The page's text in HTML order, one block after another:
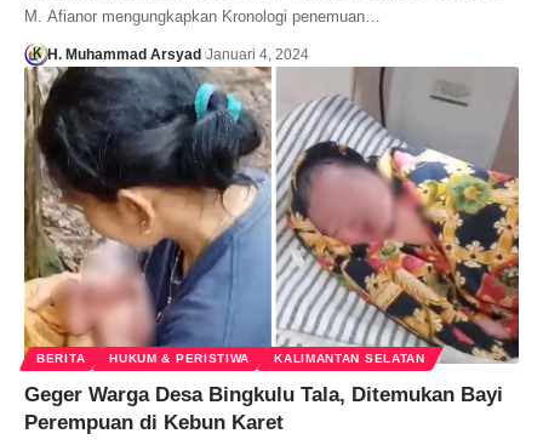
M. Afianor mengungkapkan Kronologi penemuan…
H. Muhammad Arsyad Januari 4, 2024
BERITA HUKUM & PERISTIWA KALIMANTAN SELATAN
Geger Warga Desa Bingkulu Tala, Ditemukan Bayi
Perempuan di Kebun Karet